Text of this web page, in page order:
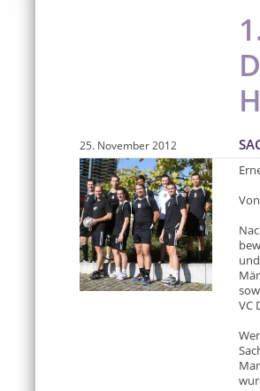
25. November 2012
VC